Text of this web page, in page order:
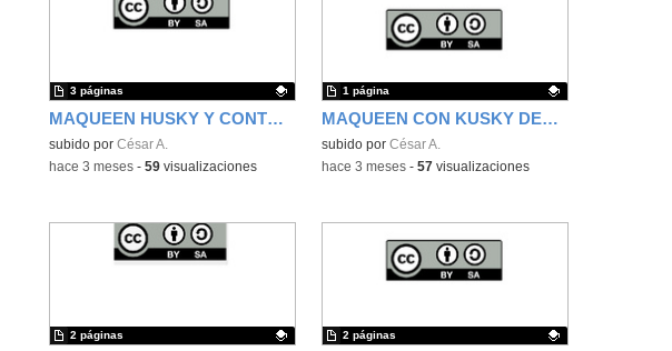
MAQUEEN HUSKY Y CONTROL CRUCERO ADAPTATIVO
Contenido educativo.
subido por César A.
3 páginas
-hace 3 meses- 59visualizaciones
MAQUEEN CON KUSKY DETECTA SEMAFOROS
Contenido educativo.
subido por César A.
1 página
-hace 3 meses- 57visualizaciones
2 páginas 2 páginas